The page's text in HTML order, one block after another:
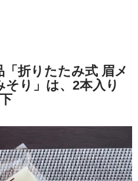
「折りたたみ式 眉メ
そり」は、2本入り